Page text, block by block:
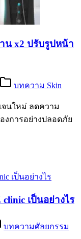
น x2 ปรับรูปหน้า
บทความ Skin
จนใหม่ ลดความ
การอย่างปลอดภัย
เป็นอย่างไร
บทความศัลยกรรม